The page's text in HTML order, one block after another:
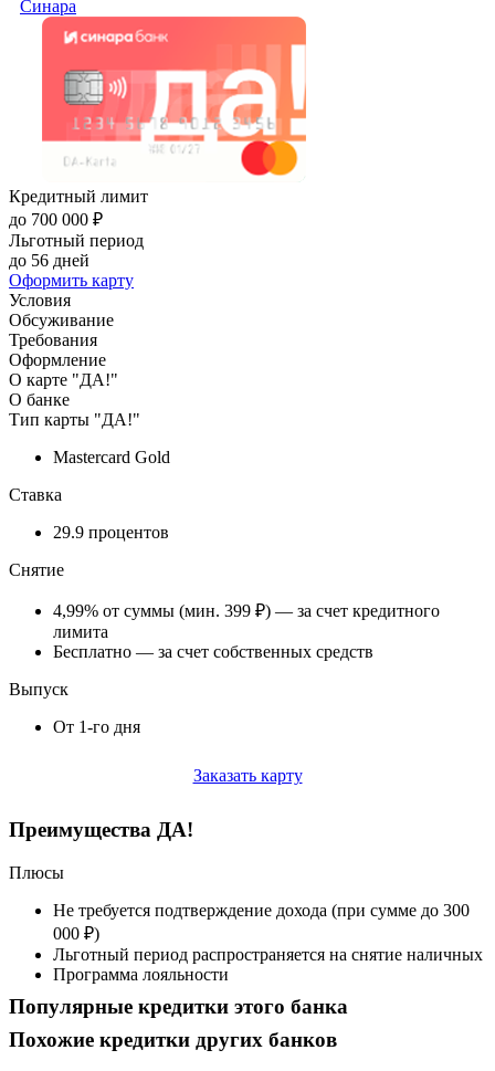
Синара
Кредитный лимит
до 700 000 ₽
Льготный период
до 56 дней
Оформить карту
Условия
Обсуживание
Требования
Оформление
О карте "ДА!"
О банке
Тип карты "ДА!"
Mastercard Gold
Ставка
29.9 процентов
Снятие
4,99% от суммы (мин. 399 ₽) — за счет кредитного
лимита
Бесплатно — за счет собственных средств
Выпуск
От 1-го дня
Заказать карту
Преимущества ДА!
Плюсы
Не требуется подтверждение дохода (при сумме до 300
000 ₽)
Льготный период распространяется на снятие наличных
Программа лояльности
Популярные кредитки этого банка
Похожие кредитки других банков